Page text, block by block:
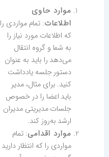
موارد حاوی
اطلاعات: تمام مواردی را
که اطلاعات مورد نیاز را
به شما و گروه انتقال
می‌دهد را باید به عنوان
دستور جلسه یادداشت
کنید. برای مثال، مدیر
باید اعضا را در خصوص
جلسات مدیریتی مدیران
ارشد به‌روز کند.
موارد اقدامی: تمام
مواردی را که انتظار دارید